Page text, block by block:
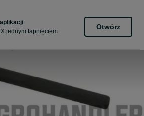
jednym tapnięciem
Otwórz